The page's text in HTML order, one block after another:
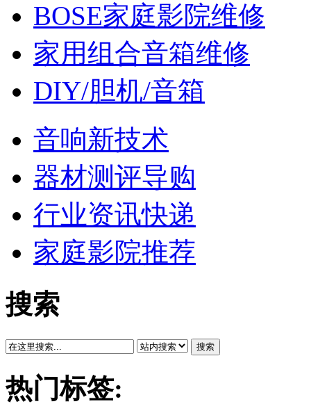
BOSE家庭影院维修
家用组合音箱维修
DIY/胆机/音箱
音响新技术
器材测评导购
行业资讯快递
家庭影院推荐
搜索
搜索
热门标签: